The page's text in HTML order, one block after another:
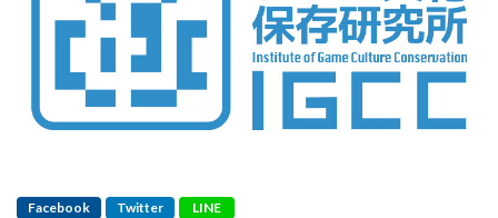
Facebook Twitter LINE